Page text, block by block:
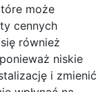
może
cennych
również
niskie
i zmienić